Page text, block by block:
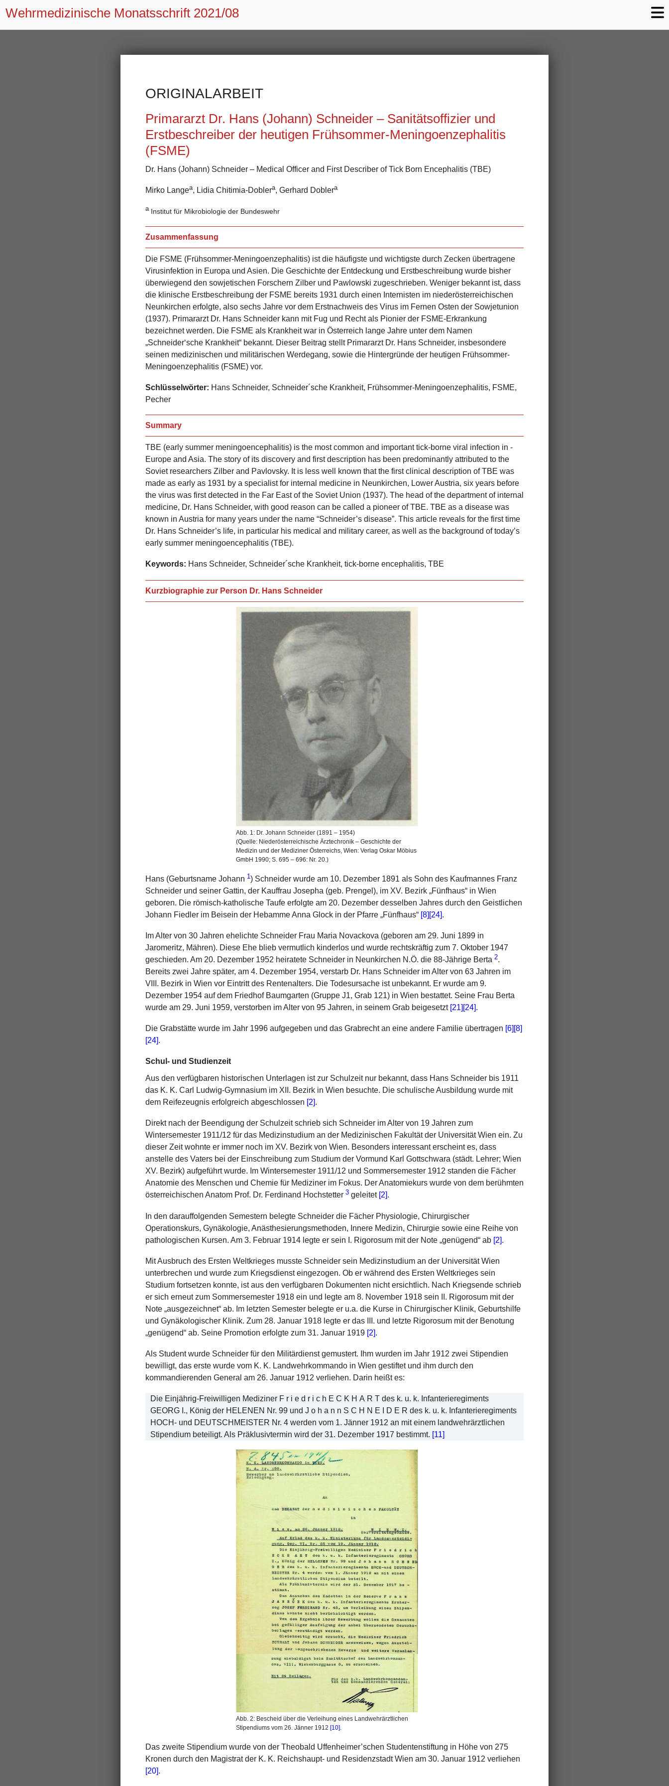
Wehrmedizinische Monatsschrift 2021/08
ORIGINALARBEIT
Primararzt Dr. Hans (Johann) Schneider – Sanitätsoffizier und
Erstbeschreiber der heutigen Frühsommer-Meningoenzephalitis
(FSME)
Dr. Hans (Johann) Schneider – Medical Officer and First Describer of Tick Born Encephalitis (TBE)
Mirko Langea, Lidia Chitimia-Doblera, Gerhard Doblera
aInstitut für Mikrobiologie der Bundeswehr
Zusammenfassung
Die FSME (Frühsommer-Meningoenzephalitis) ist die häufigste und wichtigste durch Zecken übertragene
Virusinfektion in Europa und Asien. Die Geschichte der Entdeckung und Erstbeschreibung wurde bisher
überwiegend den sowjetischen Forschern Zilber und Pawlowski zugeschrieben. Weniger bekannt ist, dass
die klinische Erstbeschreibung der FSME bereits 1931 durch einen Internisten im niederösterreichischen
Neunkirchen erfolgte, also sechs Jahre vor dem Erstnachweis des Virus im Fernen Osten der Sowjetunion
(1937). Primararzt Dr. Hans Schneider kann mit Fug und Recht als Pionier der FSME-Erkrankung
bezeichnet werden. Die FSME als Krankheit war in Österreich lange Jahre unter dem Namen
„Schneider‘sche Krankheit“ bekannt. Dieser Beitrag stellt Primararzt Dr. Hans Schneider, insbesondere
seinen medizinischen und militärischen Werdegang, sowie die Hintergründe der heutigen Frühsommer-
Meningoenzephalitis (FSME) vor.
Schlüsselwörter: Hans Schneider, Schneider´sche Krankheit, Frühsommer-Meningoenzephalitis, FSME,
Pecher
Summary
TBE (early summer meningoencephalitis) is the most common and important tick-borne viral infection in ­
Europe and Asia. The story of its discovery and first description has been predominantly attributed to the
Soviet researchers Zilber and Pavlovsky. It is less well known that the first clinical description of TBE was
made as early as 1931 by a specialist for internal medicine in Neunkirchen, Lower Austria, six years before
the virus was first detected in the Far East of the Soviet Union (1937). The head of the department of internal
medicine, Dr. Hans Schneider, with good reason can be called a pioneer of TBE. TBE as a disease was
known in Austria for many years under the name “Schneider’s disease”. This article reveals for the first time
Dr. Hans Schneider’s life, in particular his medical and military career, as well as the background of today’s
early summer meningoencephalitis (TBE).
Keywords: Hans Schneider, Schneider´sche Krankheit, tick-borne encephalitis, TBE
Kurzbiographie zur Person Dr. Hans Schneider
Abb. 1: Dr. Johann Schneider (1891 – 1954)
(Quelle: Niederösterreichische Ärztechronik – Geschichte der
Medizin und der Mediziner Österreichs, Wien: Verlag Oskar Möbius
GmbH 1990; S. 695 – 696: Nr. 20.)
Hans (Geburtsname Johann 1) Schneider wurde am 10. Dezember 1891 als Sohn des Kaufmannes Franz
Schneider und seiner Gattin, der Kauffrau Josepha (geb. Prengel), im XV. Bezirk „Fünfhaus“ in Wien
geboren. Die römisch-katholische Taufe erfolgte am 20. Dezember desselben Jahres durch den Geistlichen
Johann Fiedler im Beisein der Hebamme Anna Glock in der Pfarre „Fünfhaus“ [8] [24].
Im Alter von 30 Jahren ehelichte Schneider Frau Maria Novackova (geboren am 29. Juni 1899 in
Jaromeritz, Mähren). Diese Ehe blieb vermutlich kinderlos und wurde rechtskräftig zum 7. Oktober 1947
geschieden. Am 20. Dezember 1952 heiratete Schneider in Neunkirchen N.Ö. die 88-Jährige Berta 2.
Bereits zwei Jahre später, am 4. Dezember 1954, verstarb Dr. Hans Schneider im Alter von 63 Jahren im
VIII. Bezirk in Wien vor Eintritt des Rentenalters. Die Todesursache ist unbekannt. Er wurde am 9.
Dezember 1954 auf dem Friedhof Baumgarten (Gruppe J1, Grab 121) in Wien bestattet. Seine Frau Berta
wurde am 29. Juni 1959, verstorben im Alter von 95 Jahren, in seinem Grab beigesetzt [21] [24].
Die Grabstätte wurde im Jahr 1996 aufgegeben und das Grabrecht an eine andere Familie übertragen [6] [8]
[24].
Schul- und Studienzeit
Aus den verfügbaren historischen Unterlagen ist zur Schulzeit nur bekannt, dass Hans Schneider bis 1911
das K. K. Carl Ludwig-Gymnasium im XII. Bezirk in Wien besuchte. Die schulische Ausbildung wurde mit
dem Reifezeugnis erfolgreich abgeschlossen [2].
Direkt nach der Beendigung der Schulzeit schrieb sich Schneider im Alter von 19 Jahren zum
Wintersemester 1911/12 für das Medizinstudium an der Medizinischen Fakultät der Universität Wien ein. Zu
dieser Zeit wohnte er immer noch im XV. Bezirk von Wien. Besonders interessant erscheint es, dass
anstelle des Vaters bei der Einschreibung zum Studium der Vormund Karl Gottschwara (städt. Lehrer; Wien
XV. Bezirk) aufgeführt wurde. Im Wintersemester 1911/12 und Sommersemester 1912 standen die Fächer
Anatomie des Menschen und Chemie für Mediziner im Fokus. Der Anatomiekurs wurde von dem berühmten
österreichischen Anatom Prof. Dr. Ferdinand Hochstetter 3 geleitet [2] .
In den darauffolgenden Semestern belegte Schneider die Fächer Physiologie, Chirurgischer
Operationskurs, Gynäkologie, Anästhesierungsmethoden, Innere Medizin, Chirurgie sowie eine Reihe von
pathologischen Kursen. Am 3. Februar 1914 legte er sein I. Rigorosum mit der Note „genügend“ ab [2].
Mit Ausbruch des Ersten Weltkrieges musste Schneider sein Medizinstudium an der Universität Wien
unterbrechen und wurde zum Kriegsdienst eingezogen. Ob er während des Ersten Weltkrieges sein
Studium fortsetzen konnte, ist aus den verfügbaren Dokumenten nicht ersichtlich. Nach Kriegsende schrieb
er sich erneut zum Sommersemester 1918 ein und legte am 8. November 1918 sein II. Rigorosum mit der
Note „ausgezeichnet“ ab. Im letzten Semester belegte er u.a. die Kurse in Chirurgischer Klinik, Geburtshilfe
und Gynäkologischer Klinik. Zum 28. Januar 1918 legte er das III. und letzte Rigorosum mit der Benotung
„genügend“ ab. Seine Promotion erfolgte zum 31. Januar 1919 [2].
Als Student wurde Schneider für den Militärdienst gemustert. Ihm wurden im Jahr 1912 zwei Stipendien
bewilligt, das erste wurde vom K. K. Landwehrkommando in Wien gestiftet und ihm durch den
kommandierenden General am 26. Januar 1912 verliehen. Darin heißt es:
Die Einjährig-Freiwilligen Mediziner F r i e d r i c h E C K H A R T des k. u. k. Infanterieregiments
GEORG I., König der HELENEN Nr. 99 und J o h a n n S C H N E I D E R des k. u. k. Infanterieregiments
HOCH- und DEUTSCHMEISTER Nr. 4 werden vom 1. Jänner 1912 an mit einem landwehrärztlichen
Stipendium beteiligt. Als Präklusivtermin wird der 31. Dezember 1917 bestimmt. [11]
Abb. 2: Bescheid über die Verleihung eines Landwehrärztlichen
Stipendiums vom 26. Jänner 1912[10]
Das zweite Stipendium wurde von der Theobald Uffenheimer’schen Studentenstiftung in Höhe von 275
Kronen durch den Magistrat der K. K. Reichshaupt- und Residenzstadt Wien am 30. Januar 1912 verliehen
[20].